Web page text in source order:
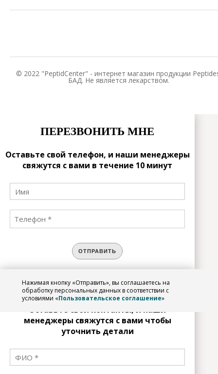
© 2022 "PeptidCenter" - интернет магазин продукции
БАД. Не является лекарством.
ПЕРЕЗВОНИТЬ МНЕ
Оставьте свой телефон, и наши менеджеры
свяжутся с вами в течение 10 минут
ОТПРАВИТЬ
Нажимая кнопку «Отправить», вы соглашаетесь на
обработку персональных данных в соответствии с
условиями «Пользовательское соглашение»
ЗАРЕГИСТРИРОВАТЬСЯ
Оставьте свои контакты, и наши
менеджеры свяжутся с вами чтобы
уточнить детали